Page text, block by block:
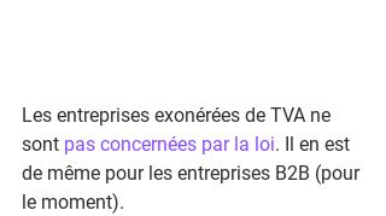
Les entreprises exonérées de TVA ne
sont pas concernées par la loi. Il en est
de même pour les entreprises B2B (pour
le moment).